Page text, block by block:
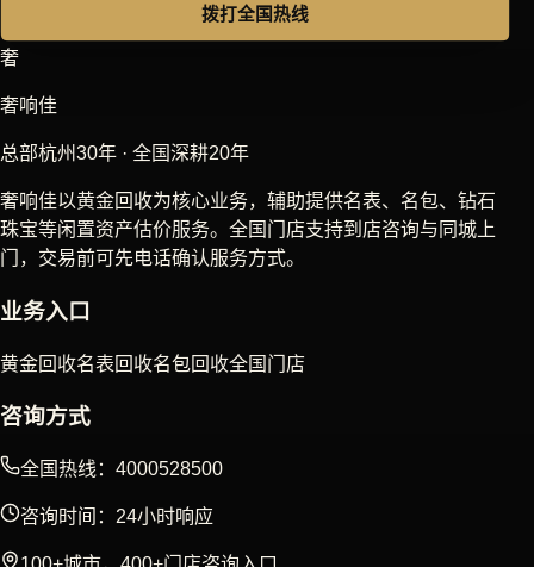
拨打全国热线
奢
奢响佳
总部杭州30年 · 全国深耕20年
奢响佳以黄金回收为核心业务，辅助提供名表、名包、钻石
珠宝等闲置资产估价服务。全国门店支持到店咨询与同城上
门，交易前可先电话确认服务方式。
业务入口
黄金回收名表回收名包回收全国门店
咨询方式
全国热线：4000528500
咨询时间：24小时响应